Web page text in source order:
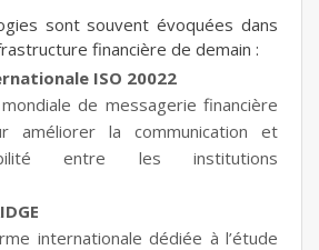
sont souvent évoquées dans
financière de demain :
ISO 20022
de messagerie financière
améliorer la communication et
entre les institutions
internationale dédiée à l’étude